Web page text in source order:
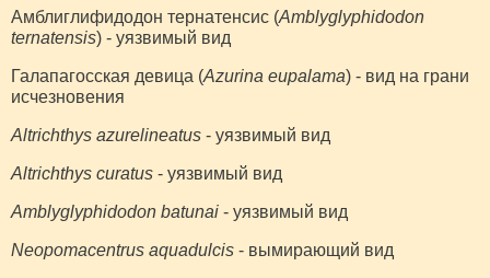
Амблиглифидодон тернатенсис (Amblyglyphidodon
ternatensis) - уязвимый вид
Галапагосская девица (Azurina eupalama) - вид на грани
исчезновения
Altrichthys azurelineatus - уязвимый вид
Altrichthys curatus - уязвимый вид
Amblyglyphidodon batunai - уязвимый вид
Neopomacentrus aquadulcis - вымирающий вид